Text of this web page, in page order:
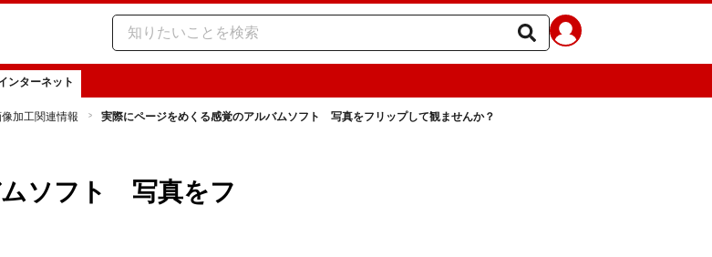
ンターネット
加工関連情報 実際にページをめくる感覚のアルバムソフト 写真をフリップして観ませんか？
ムソフト 写真をフ